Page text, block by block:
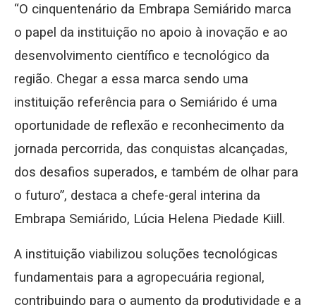
“O cinquentenário da Embrapa Semiárido marca
o papel da instituição no apoio à inovação e ao
desenvolvimento científico e tecnológico da
região. Chegar a essa marca sendo uma
instituição referência para o Semiárido é uma
oportunidade de reflexão e reconhecimento da
jornada percorrida, das conquistas alcançadas,
dos desafios superados, e também de olhar para
o futuro”, destaca a chefe-geral interina da
Embrapa Semiárido, Lúcia Helena Piedade Kiill.
A instituição viabilizou soluções tecnológicas
fundamentais para a agropecuária regional,
contribuindo para o aumento da produtividade e a